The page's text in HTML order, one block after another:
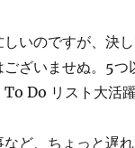
いのですが、決
ざいませぬ。5つ
Do リスト大活躍
など、ちょっと遅